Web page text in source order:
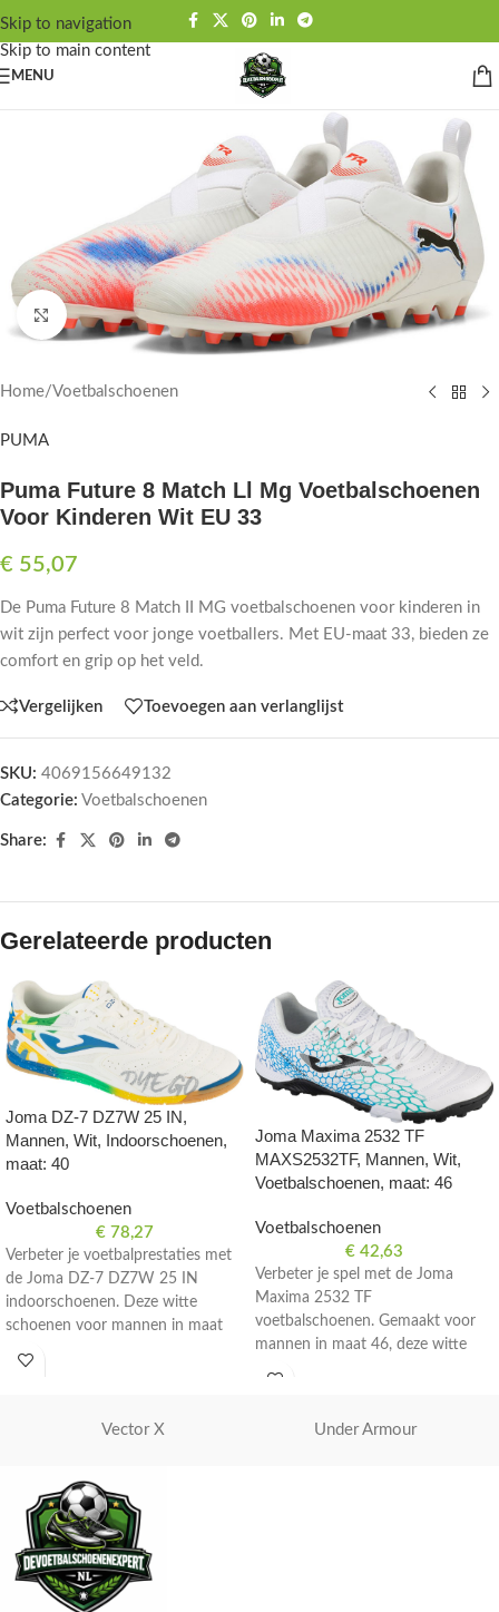
Skip to navigation
Skip to main content
MENU
Click to enlarge
Home/Voetbalschoenen
PUMA
Puma Future 8 Match Ll Mg Voetbalschoenen
Voor Kinderen Wit EU 33
€ 55,07
De Puma Future 8 Match II MG voetbalschoenen voor kinderen in
wit zijn perfect voor jonge voetballers. Met EU-maat 33, bieden ze
comfort en grip op het veld.
Vergelijken Toevoegen aan verlanglijst
SKU: 4069156649132
Categorie: Voetbalschoenen
Share:
Gerelateerde producten
Joma DZ-7 DZ7W 25 IN,
Mannen, Wit, Indoorschoenen,
maat: 40
Voetbalschoenen
€ 78,27
Verbeter je voetbalprestaties met
de Joma DZ-7 DZ7W 25 IN
indoorschoenen. Deze witte
schoenen voor mannen in maat
Joma Maxima 2532 TF
MAXS2532TF, Mannen, Wit,
Voetbalschoenen, maat: 46
Voetbalschoenen
€ 42,63
Verbeter je spel met de Joma
Maxima 2532 TF
voetbalschoenen. Gemaakt voor
mannen in maat 46, deze witte
Vector X Under Armour